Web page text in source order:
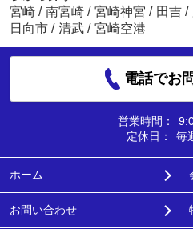
宮崎 / 南宮崎 / 宮崎神宮 / 田吉 /
日向市 / 清武 / 宮崎空港
電話でお
営業時間：
定休日：
毎
ホーム
お問い合わせ